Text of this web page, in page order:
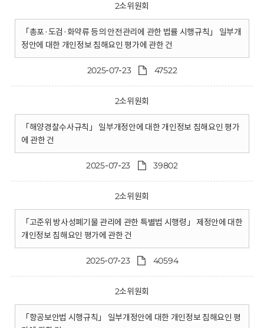
2소위원회
「총포·도검·화약류 등의 안전관리에 관한 법률 시행규칙」 일부개
정안에 대한 개인정보 침해요인 평가에 관한 건
2025-07-23 47522
2소위원회
「해양경찰수사규칙」 일부개정안에 대한 개인정보 침해요인 평가
에 관한 건
2025-07-23 39802
2소위원회
「고준위 방사성폐기물 관리에 관한 특별법 시행령」 제정안에 대한
개인정보 침해요인 평가에 관한 건
2025-07-23 40594
2소위원회
「항공보안법 시행규칙」 일부개정안에 대한 개인정보 침해요인 평